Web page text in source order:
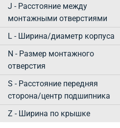
J - Расстояние между
монтажными отверстиями
L - Ширина/диаметр корпуса
N - Размер монтажного
отверстия
S - Расстояние передняя
сторона/центр подшипника
Z - Ширина по крышке